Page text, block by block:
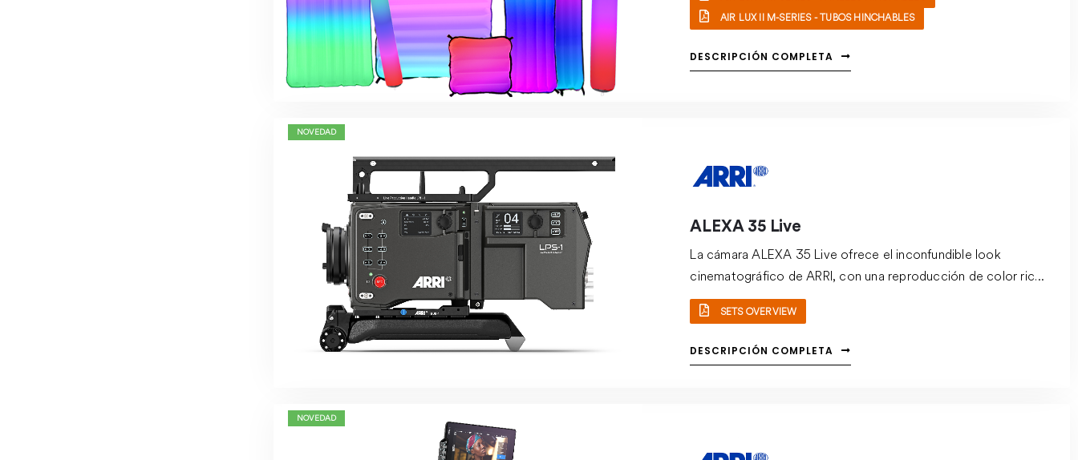
AIR LUX II M-SERIES - TUBOS HINCHABLES
DESCRIPCIÓN COMPLETA
NOVEDAD
ALEXA 35 Live
La cámara ALEXA 35 Live ofrece el inconfundible look
cinematográfico de ARRI, con una reproducción de color rica
y natural y un nivel de detalle sobresaliente.
SETS OVERVIEW
DESCRIPCIÓN COMPLETA
NOVEDAD